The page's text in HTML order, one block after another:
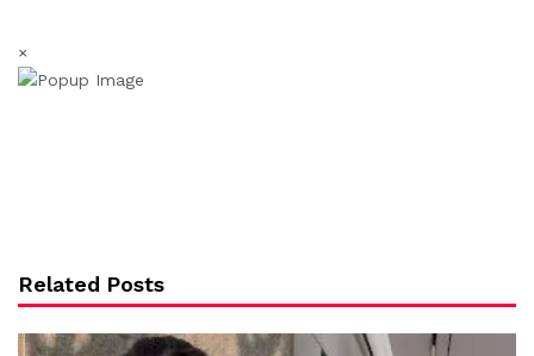
×
Related Posts